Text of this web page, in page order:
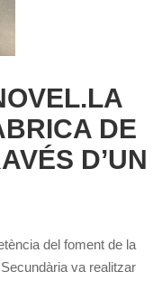
DE
D’UN
del foment de la
Secundària va realitzar